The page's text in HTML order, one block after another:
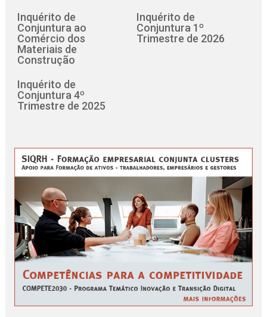
Inquérito de
Conjuntura ao
Comércio dos
Materiais de
Construção
Inquérito de
Conjuntura 1º
Trimestre de 2026
Inquérito de
Conjuntura 4º
Trimestre de 2025